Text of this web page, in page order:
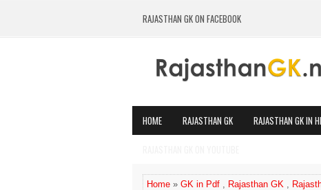
RAJASTHAN GK ON FACEBOOK
HOME RAJASTHAN GK RAJASTHAN GK IN
Home » GK in Pdf , Rajasthan GK ,